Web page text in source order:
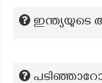
ഇന്ത്യയുടെ